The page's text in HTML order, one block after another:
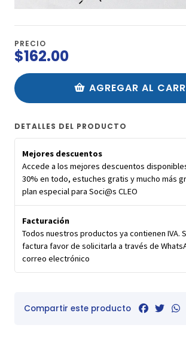
PRECIO
$162.00
AGREGAR AL
DETALLES DEL PRODUCTO
Mejores descuentos
Accede a los mejores descuentos
30% en todo, estuches gratis y mucho más
plan especial para Soci@s CLEO
Facturación
Todos nuestros productos ya contienen IVA.
factura favor de solicitarla a través de
correo electrónico
Compartir este producto